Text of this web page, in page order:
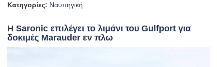
Κατηγορίες: Ναυπηγική
Η Saronic επιλέγει το λιμάνι του Gulfport για
δοκιμές Marauder εν πλω